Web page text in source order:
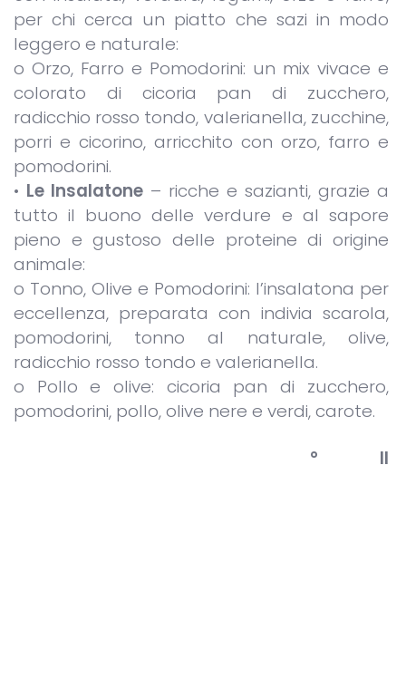
per chi cerca un piatto che sazi in modo
leggero e naturale:
o Orzo, Farro e Pomodorini: un mix vivace e
colorato di cicoria pan di zucchero,
radicchio rosso tondo, valerianella, zucchine,
porri e cicorino, arricchito con orzo, farro e
pomodorini.
• Le Insalatone– ricche e sazianti, grazie a
tutto il buono delle verdure e al sapore
pieno e gustoso delle proteine di origine
animale:
o Tonno, Olive e Pomodorini: l’insalatona per
eccellenza, preparata con indivia scarola,
pomodorini, tonno al naturale, olive,
radicchio rosso tondo e valerianella.
o Pollo e olive: cicoria pan di zucchero,
pomodorini, pollo, olive nere e verdi, carote.
°
Il